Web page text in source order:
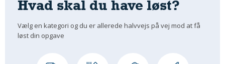
Hvad skal du have løst?
Vælg en kategori og du er allerede halvvejs på vej mod at få
løst din opgave